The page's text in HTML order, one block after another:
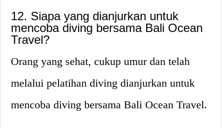
12. Siapa yang dianjurkan untuk
mencoba diving bersama Bali Ocean
Travel?
Orang yang sehat, cukup umur dan telah
melalui pelatihan diving dianjurkan untuk
mencoba diving bersama Bali Ocean Travel.